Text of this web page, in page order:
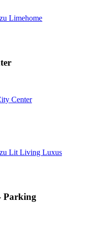
Limehome
Center
Lit Living Luxus
Parking